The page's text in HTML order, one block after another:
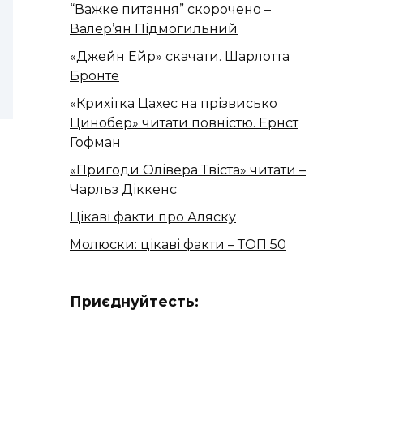
“Важке питання” скорочено –
Валер’ян Підмогильний
«Джейн Ейр» скачати. Шарлотта
Бронте
«Крихітка Цахес на прізвисько
Цинобер» читати повністю. Ернст
Гофман
«Пригоди Олівера Твіста» читати –
Чарльз Діккенс
Цікаві факти про Аляску
Молюски: цікаві факти – ТОП 50
Приєднуйтесть: